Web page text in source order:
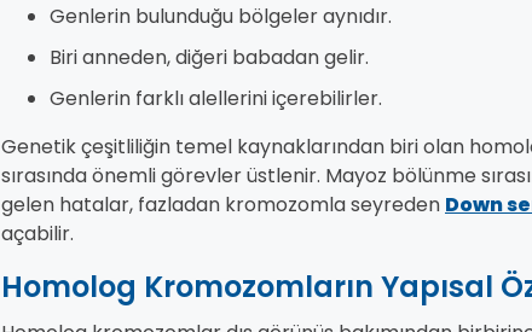
Genlerin bulunduğu bölgeler aynıdır.
Biri anneden, diğeri babadan gelir.
Genlerin farklı alellerini içerebilirler.
Genetik çeşitliliğin temel kaynaklarından biri olan
sırasında önemli görevler üstlenir. Mayoz bölünme
gelen hatalar, fazladan kromozomla seyreden Down
açabilir.
Homolog Kromozomların Yapısal